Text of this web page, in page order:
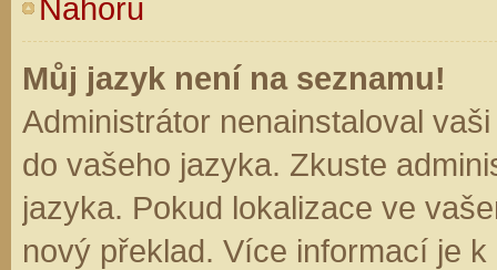
Nahoru
Můj jazyk není na seznamu!
Administrátor nenainstaloval
do vašeho jazyka. Zkuste
jazyka. Pokud lokalizace ve
nový překlad. Více informací je